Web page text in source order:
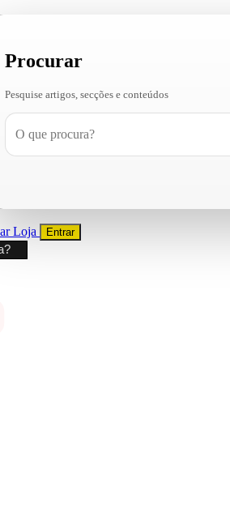
Procurar
Pesquise artigos, secções e conteúdos
Loja Entrar